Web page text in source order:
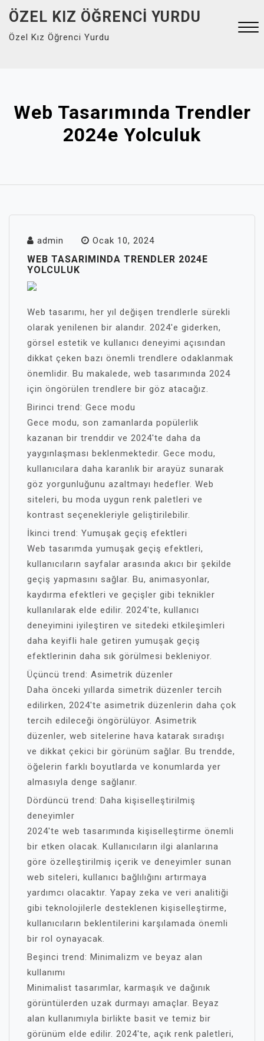
Skip
content
ÖZEL KIZ ÖĞRENCI YURDU
Özel Kız Öğrenci Yurdu
Web Tasarımında Trendler
2024e Yolculuk
admin Ocak 10, 2024
WEB TASARIMINDA TRENDLER 2024E
YOLCULUK
Web tasarımı, her yıl değişen trendlerle sürekli
olarak yenilenen bir alandır. 2024'e giderken,
görsel estetik ve kullanıcı deneyimi açısından
dikkat çeken bazı önemli trendlere odaklanmak
önemlidir. Bu makalede, web tasarımında 2024
için öngörülen trendlere bir göz atacağız.
Birinci trend: Gece modu
Gece modu, son zamanlarda popülerlik
kazanan bir trenddir ve 2024'te daha da
yaygınlaşması beklenmektedir. Gece modu,
kullanıcılara daha karanlık bir arayüz sunarak
göz yorgunluğunu azaltmayı hedefler. Web
siteleri, bu moda uygun renk paletleri ve
kontrast seçenekleriyle geliştirilebilir.
İkinci trend: Yumuşak geçiş efektleri
Web tasarımda yumuşak geçiş efektleri,
kullanıcıların sayfalar arasında akıcı bir şekilde
geçiş yapmasını sağlar. Bu, animasyonlar,
kaydırma efektleri ve geçişler gibi teknikler
kullanılarak elde edilir. 2024'te, kullanıcı
deneyimini iyileştiren ve sitedeki etkileşimleri
daha keyifli hale getiren yumuşak geçiş
efektlerinin daha sık görülmesi bekleniyor.
Üçüncü trend: Asimetrik düzenler
Daha önceki yıllarda simetrik düzenler tercih
edilirken, 2024'te asimetrik düzenlerin daha çok
tercih edileceği öngörülüyor. Asimetrik
düzenler, web sitelerine hava katarak sıradışı
ve dikkat çekici bir görünüm sağlar. Bu trendde,
öğelerin farklı boyutlarda ve konumlarda yer
almasıyla denge sağlanır.
Dördüncü trend: Daha kişiselleştirilmiş
deneyimler
2024'te web tasarımında kişiselleştirme önemli
bir etken olacak. Kullanıcıların ilgi alanlarına
göre özelleştirilmiş içerik ve deneyimler sunan
web siteleri, kullanıcı bağlılığını artırmaya
yardımcı olacaktır. Yapay zeka ve veri analitiği
gibi teknolojilerle desteklenen kişiselleştirme,
kullanıcıların beklentilerini karşılamada önemli
bir rol oynayacak.
Beşinci trend: Minimalizm ve beyaz alan
kullanımı
Minimalist tasarımlar, karmaşık ve dağınık
görüntülerden uzak durmayı amaçlar. Beyaz
alan kullanımıyla birlikte basit ve temiz bir
görünüm elde edilir. 2024'te, açık renk paletleri,